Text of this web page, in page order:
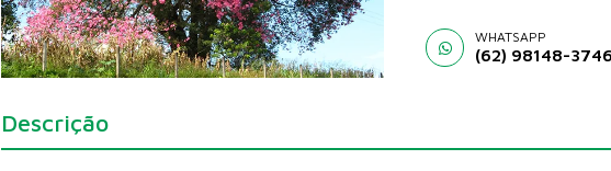
WHATSAPP
(62) 98148-3746
Descrição